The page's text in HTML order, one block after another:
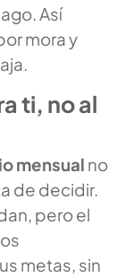
Así
mora y
ti, no al
mensual no
de decidir.
pero el
metas, sin